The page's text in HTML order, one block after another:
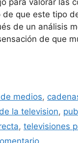
de que este tipo
de un análisis
de que
medios,
la television,
, televisiones